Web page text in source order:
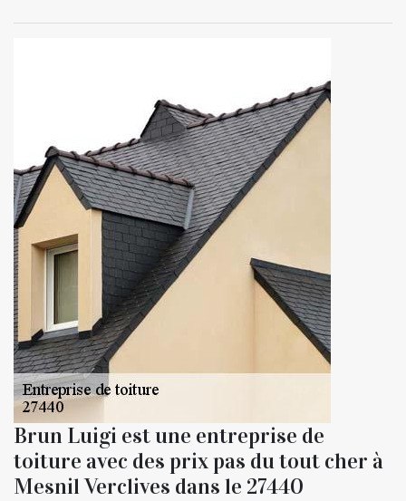
Brun Luigi est une entreprise de
toiture avec des prix pas du tout cher à
Mesnil Verclives dans le 27440